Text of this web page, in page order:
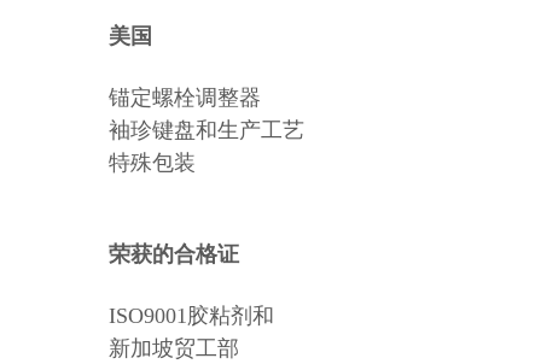
美国
锚定螺栓调整器
袖珍键盘和生产工艺
特殊包装
荣获的合格证
ISO9001胶粘剂和
新加坡贸工部